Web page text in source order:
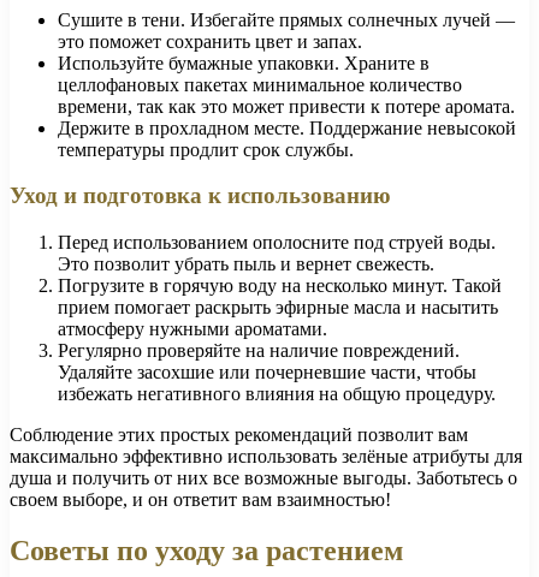
Сушите в тени. Избегайте прямых солнечных лучей —
это поможет сохранить цвет и запах.
Используйте бумажные упаковки. Храните в
целлофановых пакетах минимальное количество
времени, так как это может привести к потере аромата.
Держите в прохладном месте. Поддержание невысокой
температуры продлит срок службы.
Уход и подготовка к использованию
Перед использованием ополосните под струей воды.
Это позволит убрать пыль и вернет свежесть.
Погрузите в горячую воду на несколько минут. Такой
прием помогает раскрыть эфирные масла и насытить
атмосферу нужными ароматами.
Регулярно проверяйте на наличие повреждений.
Удаляйте засохшие или почерневшие части, чтобы
избежать негативного влияния на общую процедуру.
Соблюдение этих простых рекомендаций позволит вам
максимально эффективно использовать зелёные атрибуты для
душа и получить от них все возможные выгоды. Заботьтесь о
своем выборе, и он ответит вам взаимностью!
Советы по уходу за растением